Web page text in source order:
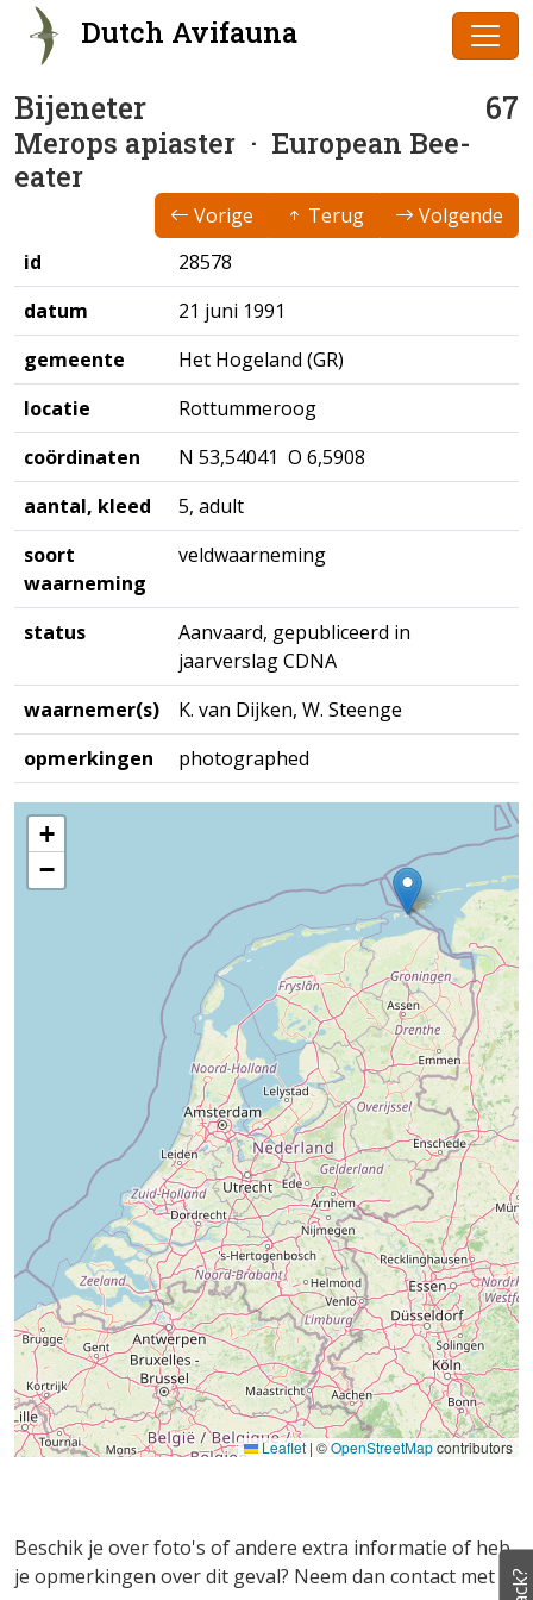
Dutch Avifauna
Bijeneter 67
Merops apiaster · European Bee-
eater
Vorige Terug
Volgende
id
28578
datum
21 juni 1991
gemeente
Het Hogeland (GR)
locatie
Rottummeroog
coördinaten
N 53,54041 O 6,5908
aantal, kleed
5, adult
soort
waarneming
veldwaarneming
status
Aanvaard, gepubliceerd in
jaarverslag CDNA
waarnemer(s)
K. van Dijken, W. Steenge
opmerkingen
photographed
+
−
Leaflet| ©OpenStreetMapcontributors
Beschik je over foto's of andere extra informatie of heb
je opmerkingen over dit geval? Neem dan contact met